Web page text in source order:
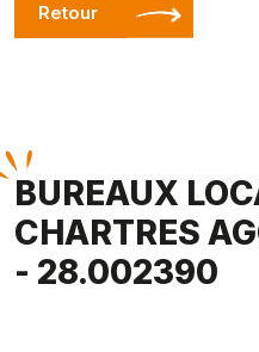
Retour
BUREAUX
CHARTRES
- 28.002390